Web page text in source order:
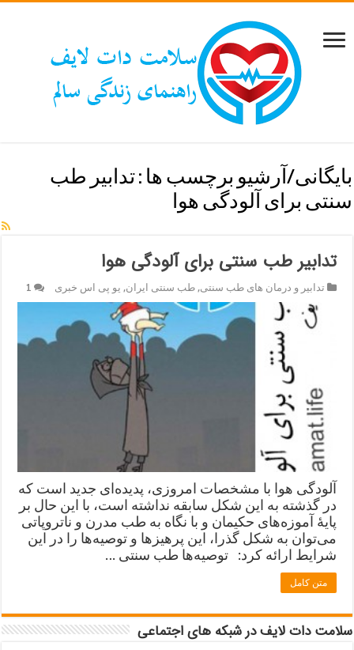
بایگانی/آرشیو برچسب ها :تدابیر طب
سنتی برای آلودگی هوا
تدابیر طب سنتی برای آلودگی هوا
تدابیر و درمان های طب سنتی,طب سنتی ایران, یو پی اس خبری 1
آلودگی هوا با مشخصات امروزی، پدیده‌ای جدید است که
در گذشته به این شکل سابقه نداشته است، با این حال بر
پایۀ آموزه‌های حکیمان و با نگاه به طب مدرن و ناتروپاتی
می‌توان به ‌شکل گذرا، این پرهیزها و توصیه‌ها را در این
شرایط ارائه کرد: توصیه‌ها طب سنتی …
متن کامل
سلامت دات لایف در شبکه های اجتماعی